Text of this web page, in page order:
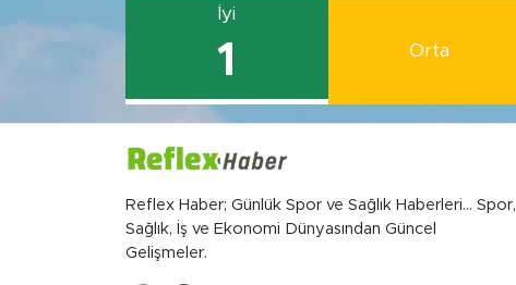
İyi
1 Orta
Reflex Haber; Günlük Spor ve Sağlık Haberleri... Spor,
Sağlık, İş ve Ekonomi Dünyasından Güncel
Gelişmeler.